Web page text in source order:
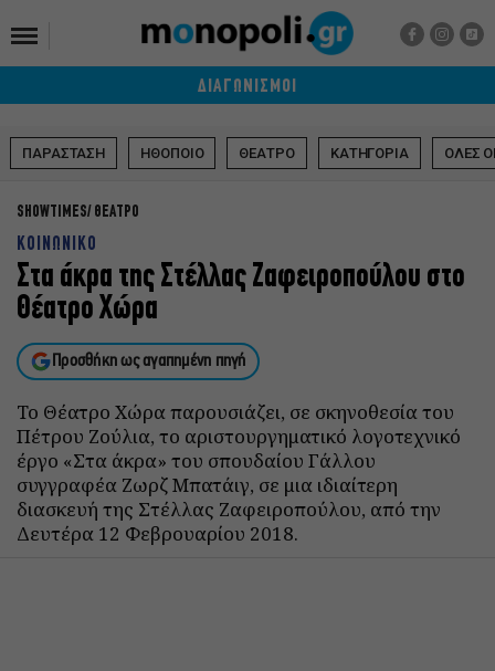
ΔΙΑΓΩΝΙΣΜΟΙ
ΠΑΡΑΣΤΑΣΗ ΗΘΟΠΟΙΟ ΘΕΑΤΡΟ ΚΑΤΗΓΟΡΙΑ ΟΛΕΣ
SHOWTIMES ΘΕΑΤΡΟ
ΚΟΙΝΩΝΙΚΟ
Στα άκρα της Στέλλας Ζαφειροπούλου στο
Θέατρο Χώρα
Προσθήκη ως αγαπημένη πηγή
Το Θέατρο Χώρα παρουσιάζει, σε σκηνοθεσία του
Πέτρου Ζούλια, το αριστουργηματικό λογοτεχνικό
έργο «Στα άκρα» του σπουδαίου Γάλλου
συγγραφέα Ζωρζ Μπατάιγ, σε μια ιδιαίτερη
διασκευή της Στέλλας Ζαφειροπούλου, από την
Δευτέρα 12 Φεβρουαρίου 2018.